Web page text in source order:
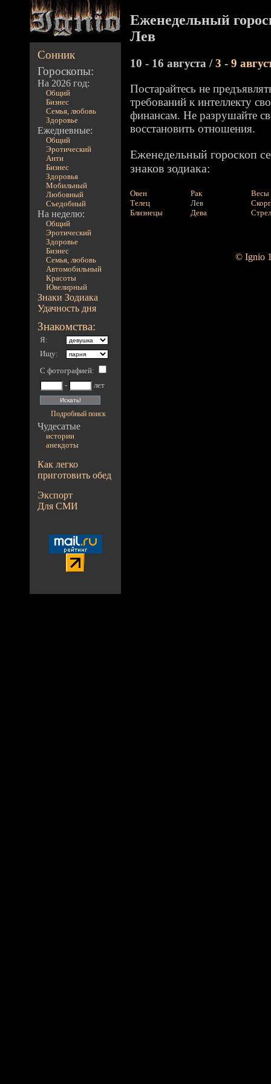
Сонник
Гороскопы:
На 2026 год:
Общий
Бизнес
Семья, любовь
Здоровье
Ежедневные:
Общий
Эротический
Анти
Бизнес
Здоровья
Мобильный
Любовный
Съедобный
На неделю:
Общий
Эротический
Здоровье
Бизнес
Семья, любовь
Автомобильный
Красоты
Ювелирный
Знаки Зодиака
Удачность дня
Знакомства:
Я:
Ищу:
С фотографией:
-
лет
Подробный поиск
Чудесатые
истории
анекдоты
Как легко
приготовить обед
Экспорт
Для СМИ
Еженедельный
Лев
10 - 16 августа /3 - 9
Постарайтесь не
требований к интеллекту
финансам. Не разрушайте
восстановить отношения.
Еженедельный гороскоп
знаков зодиака:
Овен
Телец
Близнецы
Рак
Лев
Дева
Весы
© Ignio